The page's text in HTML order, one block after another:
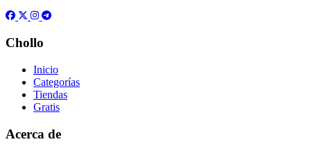
Chollo
Inicio
Categorías
Tiendas
Gratis
Acerca de